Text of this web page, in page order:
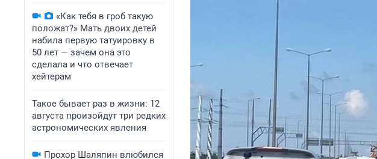
«Как тебя в гроб такую
положат?» Мать двоих детей
набила первую татуировку в
50 лет — зачем она это
сделала и что отвечает
хейтерам
Такое бывает раз в жизни: 12
августа произойдут три редких
астрономических явления
Прохор Шаляпин влюбился